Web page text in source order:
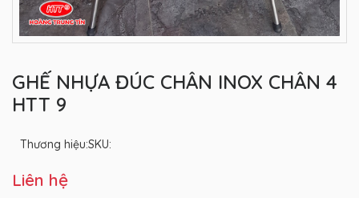
GHẾ NHỰA ĐÚC CHÂN INOX CHÂN 4
HTT 9
Thương hiệu:SKU:
Liên hệ